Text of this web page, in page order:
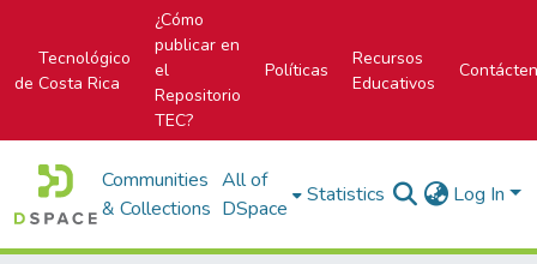
Tecnológico
de Costa Rica
¿Cómo
publicar en
el
Repositorio
TEC?
Políticas
Recursos
Educativos
Communities
& Collections
All of
DSpace
Statistics Log In